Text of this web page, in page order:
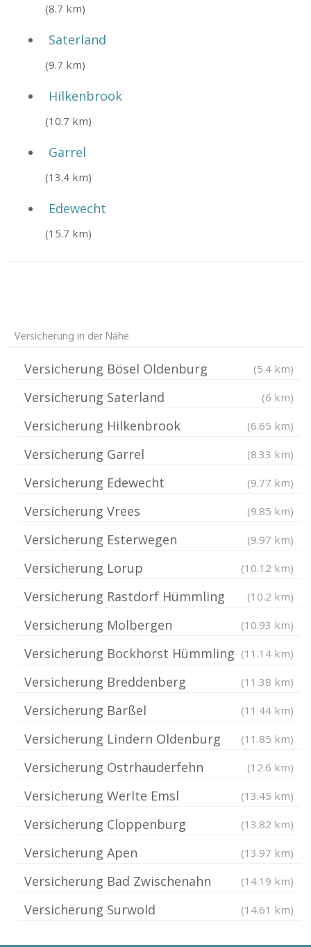
(8.7 km)
Saterland
(9.7 km)
Hilkenbrook
(10.7 km)
Garrel
(13.4 km)
Edewecht
(15.7 km)
Versicherung in der Nähe
Versicherung Bösel Oldenburg (5.4 km)
Versicherung Saterland (6 km)
Versicherung Hilkenbrook (6.65 km)
Versicherung Garrel (8.33 km)
Versicherung Edewecht (9.77 km)
Versicherung Vrees (9.85 km)
Versicherung Esterwegen (9.97 km)
Versicherung Lorup (10.12 km)
Versicherung Rastdorf Hümmling (10.2 km)
Versicherung Molbergen (10.93 km)
Versicherung Bockhorst Hümmling (11.14 km)
Versicherung Breddenberg (11.38 km)
Versicherung Barßel (11.44 km)
Versicherung Lindern Oldenburg (11.85 km)
Versicherung Ostrhauderfehn (12.6 km)
Versicherung Werlte Emsl (13.45 km)
Versicherung Cloppenburg (13.82 km)
Versicherung Apen (13.97 km)
Versicherung Bad Zwischenahn (14.19 km)
Versicherung Surwold (14.61 km)